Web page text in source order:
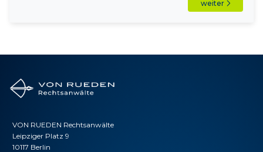
weiter
VON RUEDEN Rechtsanwälte
Leipziger Platz 9
10117 Berlin